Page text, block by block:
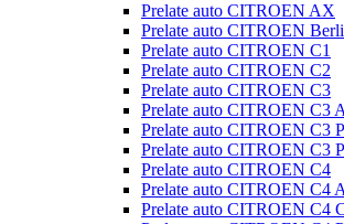
Prelate auto CITROEN AX
Prelate auto CITROEN
Prelate auto CITROEN C1
Prelate auto CITROEN C2
Prelate auto CITROEN C3
Prelate auto CITROEN C3
Prelate auto CITROEN C3
Prelate auto CITROEN C3
Prelate auto CITROEN C4
Prelate auto CITROEN C4
Prelate auto CITROEN C4